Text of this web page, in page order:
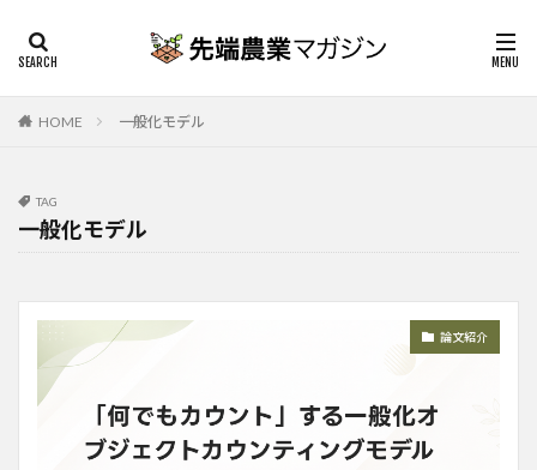
HOME 一般化モデル
TAG
一般化モデル
論文紹介